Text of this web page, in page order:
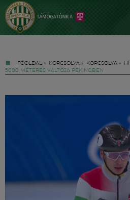
FŐOLDAL » KORCSOLYA » KORCSOLYA »
5000 MÉTERES VÁLTÓJA PEKINGBEN